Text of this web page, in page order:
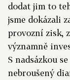
dodat jim to
jsme dokázali
provozní zisk,
významně
S nadsázkou
nebroušený